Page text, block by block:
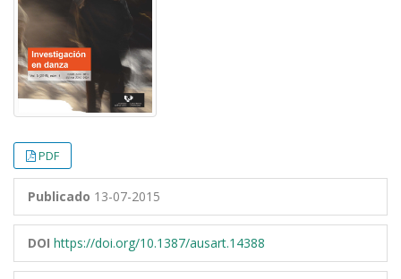
PDF
Publicado 13-07-2015
DOI https://doi.org/10.1387/ausart.14388